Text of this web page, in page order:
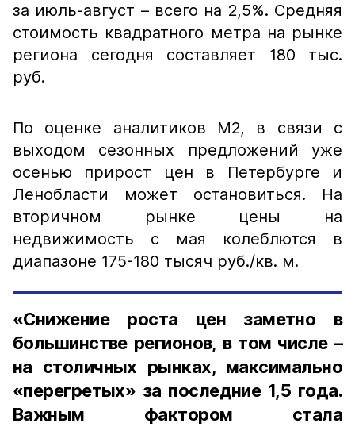
за июль-август – всего на 2,5%. Средняя
стоимость квадратного метра на рынке
региона сегодня составляет 180 тыс.
руб.
По оценке аналитиков М2, в связи с
выходом сезонных предложений уже
осенью прирост цен в Петербурге и
Ленобласти может остановиться. На
вторичном рынке цены на
недвижимость с мая колеблются в
диапазоне 175-180 тысяч руб./кв. м.
«Снижение роста цен заметно в
большинстве регионов, в том числе –
на столичных рынках, максимально
«перегретых» за последние 1,5 года.
Важным фактором стала